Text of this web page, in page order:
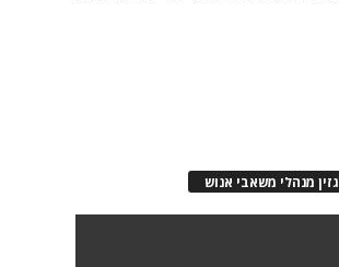
מנהלי משאבי אנוש